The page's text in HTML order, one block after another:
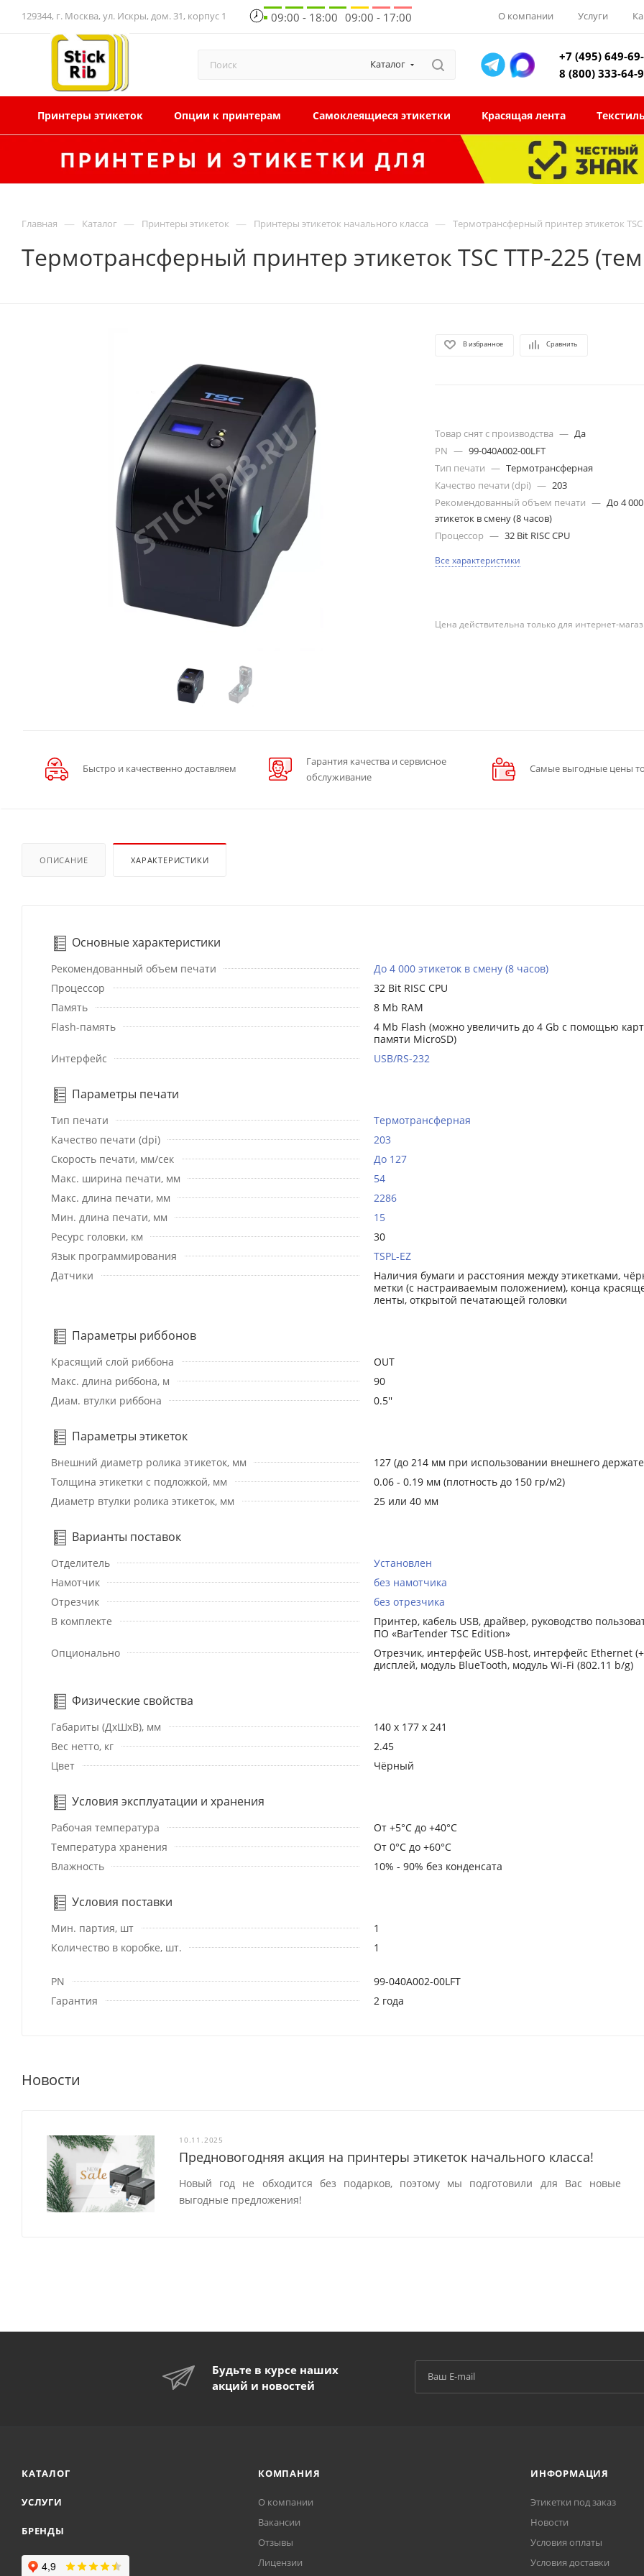
129344, г. Москва, ул. Искры, дом. 31, корпус 1 09:00 - 18:00 09:00 - 17:00 О компании Услуги
Каталог
+7 (495) 649-
8 (800) 333-64-
Принтеры этикеток Опции к принтерам Самоклеящиеся этикетки Красящая лента
Главная — Каталог — Принтеры этикеток — Принтеры этикеток начального класса — Термотрансферный принтер этикеток
Термотрансферный принтер этикеток TSC TTP-225
В избранное Сравнить
Товар снят с производства — Да
PN — 99-040A002-00LFT
Тип печати — Термотрансферная
Качество печати (dpi) — 203
Рекомендованный объем печати — До 4 000
этикеток в смену (8 часов)
Процессор — 32 Bit RISC CPU
Все характеристики
Цена действительна только для интернет-
Быстро и качественно доставляем
Гарантия качества и сервисное
обслуживание
Самые выгодные цены
ОПИСАНИЕ ХАРАКТЕРИСТИКИ
Основные характеристики
Рекомендованный объем печати
До 4 000 этикеток в смену (8 часов)
Процессор
32 Bit RISC CPU
Память
8 Mb RAM
Flash-память
4 Mb Flash (можно увеличить до 4 Gb с помощью карт
памяти MicroSD)
Интерфейс
USB/RS-232
Параметры печати
Тип печати
Термотрансферная
Качество печати (dpi)
203
Скорость печати, мм/сек
До 127
Макс. ширина печати, мм
54
Макс. длина печати, мм
2286
Мин. длина печати, мм
15
Ресурс головки, км
30
Язык программирования
TSPL-EZ
Датчики
Наличия бумаги и расстояния между этикетками,
метки (с настраиваемым положением), конца
ленты, открытой печатающей головки
Параметры риббонов
Красящий слой риббона
OUT
Макс. длина риббона, м
90
Диам. втулки риббона
0.5''
Параметры этикеток
Внешний диаметр ролика этикеток, мм
127 (до 214 мм при использовании внешнего
Толщина этикетки с подложкой, мм
0.06 - 0.19 мм (плотность до 150 гр/м2)
Диаметр втулки ролика этикеток, мм
25 или 40 мм
Варианты поставок
Отделитель
Установлен
Намотчик
без намотчика
Отрезчик
без отрезчика
В комплекте
Принтер, кабель USB, драйвер, руководство
ПО «BarTender TSC Edition»
Опционально
Отрезчик, интерфейс USB-host, интерфейс Ethernet (+
дисплей, модуль BlueTooth, модуль Wi-Fi (802.11 b/g)
Физические свойства
Габариты (ДхШхВ), мм
140 x 177 x 241
Вес нетто, кг
2.45
Цвет
Чёрный
Условия эксплуатации и хранения
Рабочая температура
От +5°С до +40°С
Температура хранения
От 0°С до +60°С
Влажность
10% - 90% без конденсата
Условия поставки
Мин. партия, шт
1
Количество в коробке, шт.
1
PN
99-040A002-00LFT
Гарантия
2 года
Новости
10.11.2025
Предновогодняя акция на принтеры этикеток начального класса!
Новый год не обходится без подарков, поэтому мы подготовили для Вас новые
выгодные предложения!
Будьте в курсе наших
акций и новостей
КАТАЛОГ
УСЛУГИ
БРЕНДЫ
КОМПАНИЯ
О компании
Вакансии
Отзывы
Лицензии
ИНФОРМАЦИЯ
Этикетки под заказ
Новости
Условия оплаты
Условия доставки